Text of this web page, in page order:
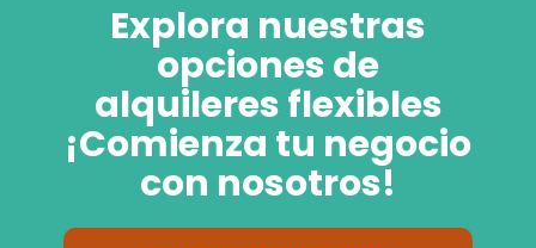
Explora nuestras
opciones de
alquileres flexibles
¡Comienza tu negocio
con nosotros!